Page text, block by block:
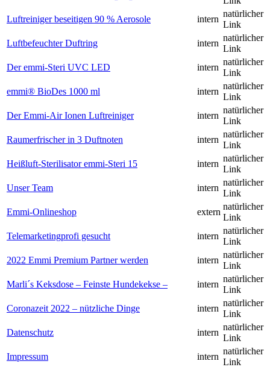
Luftreiniger beseitigen 90 % Aerosole
intern
natürlicher
Link
Luftbefeuchter Duftring
intern
natürlicher
Link
Der emmi-Steri UVC LED
intern
natürlicher
Link
emmi® BioDes 1000 ml
intern
natürlicher
Link
Der Emmi-Air Ionen Luftreiniger
intern
natürlicher
Link
Raumerfrischer in 3 Duftnoten
intern
natürlicher
Link
Heißluft-Sterilisator emmi-Steri 15
intern
natürlicher
Link
Unser Team
intern
natürlicher
Link
Emmi-Onlineshop
extern
natürlicher
Link
Telemarketingprofi gesucht
intern
natürlicher
Link
2022 Emmi Premium Partner werden
intern
natürlicher
Link
Marli´s Keksdose – Feinste Hundekekse –
intern
natürlicher
Link
Coronazeit 2022 – nützliche Dinge
intern
natürlicher
Link
Datenschutz
intern
natürlicher
Link
Impressum
intern
natürlicher
Link